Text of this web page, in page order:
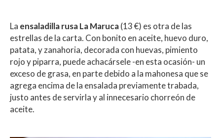
La ensaladilla rusa La Maruca(13 €) es otra de las
estrellas de la carta. Con bonito en aceite, huevo duro,
patata, y zanahoria, decorada con huevas, pimiento
rojo y piparra, puede achacársele -en esta ocasión- un
exceso de grasa, en parte debido a la mahonesa que se
agrega encima de la ensalada previamente trabada,
justo antes de servirla y al innecesario chorreón de
aceite.